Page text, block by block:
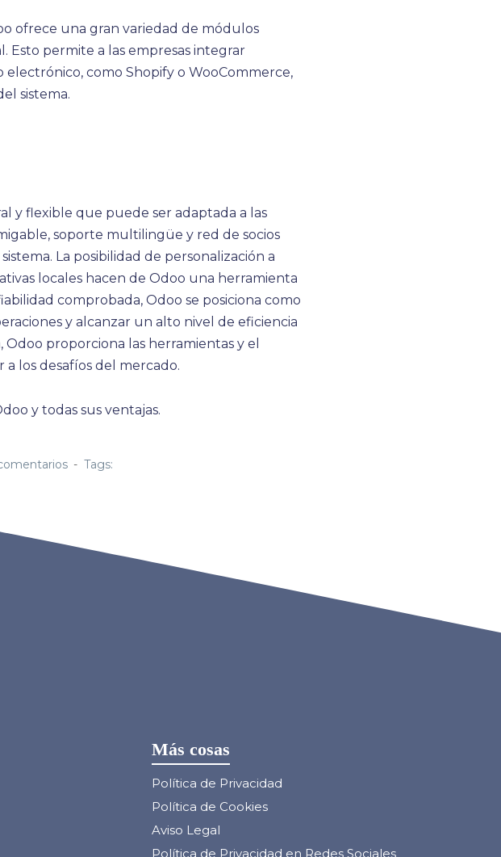
ofrece una gran variedad de módulos
Esto permite a las empresas integrar
como Shopify o WooCommerce,
sistema.
y flexible que puede ser adaptada a las
soporte multilingüe y red de socios
La posibilidad de personalización a
locales hacen de Odoo una herramienta
comprobada, Odoo se posiciona como
y alcanzar un alto nivel de eficiencia
proporciona las herramientas y el
los desafíos del mercado.
y todas sus ventajas.
Tags:
Más cosas
Política de Privacidad
Política de Cookies
Aviso Legal
Política de Privacidad en Redes Sociales